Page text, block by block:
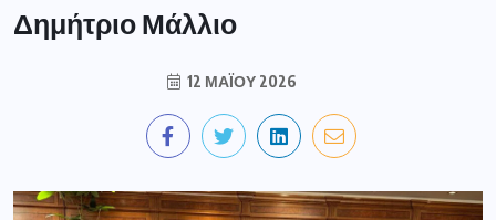
Δημήτριο Μάλλιο
12 ΜΑΪ́ΟΥ 2026